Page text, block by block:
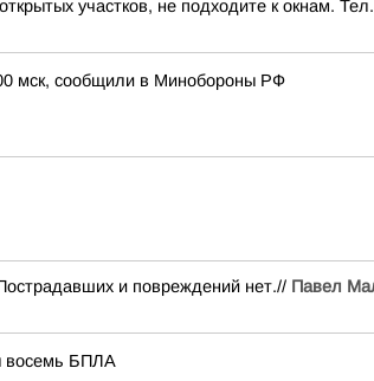
участков, не подходите к окнам.
мск, сообщили в Минобороны РФ
и повреждений нет.// Павел
восемь БПЛА